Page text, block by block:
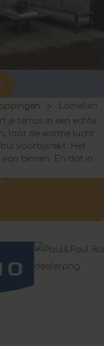
Lamellen
je terras in een echte
laat de warme lucht
voorbijtrekt. Het
binnen. En dat in